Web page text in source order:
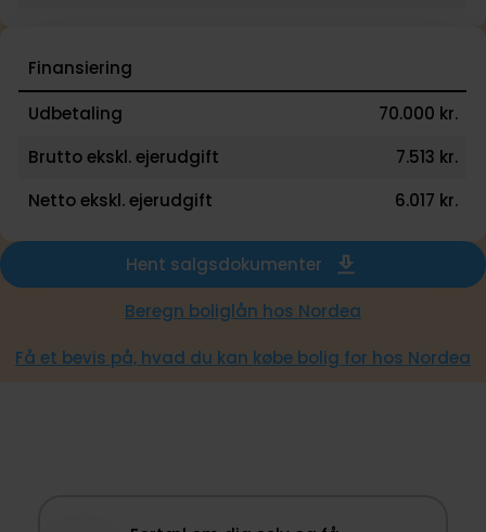
Finansiering
Udbetaling
70.000 kr.
Brutto ekskl. ejerudgift
7.513 kr.
Netto ekskl. ejerudgift
6.017 kr.
Hent salgsdokumenter
Beregn boliglån hos Nordea
Få et bevis på, hvad du kan købe bolig for hos Nordea